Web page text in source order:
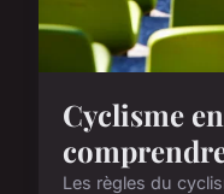
Cyclisme
Les règles du